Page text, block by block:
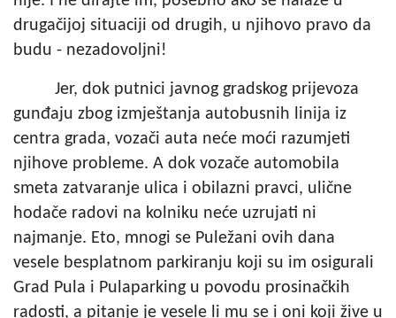
drugačijoj situaciji od drugih, u njihovo pravo da
budu - nezadovoljni!
Jer, dok putnici javnog gradskog prijevoza
gunđaju zbog izmještanja autobusnih linija iz
centra grada, vozači auta neće moći razumjeti
njihove probleme. A dok vozače automobila
smeta zatvaranje ulica i obilazni pravci, ulične
hodače radovi na kolniku neće uzrujati ni
najmanje. Eto, mnogi se Puležani ovih dana
vesele besplatnom parkiranju koji su im osigurali
Grad Pula i Pulaparking u povodu prosinačkih
radosti, a pitanje je vesele li mu se i oni koji žive u